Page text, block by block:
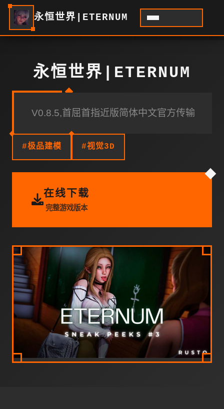
永恒世界|ETERNUM
永恒世界|ETERNUM
V0.8.5,首屈首指近版简体中文官方传输
#极品建模 #视觉3D
在线下载
完整游戏版本